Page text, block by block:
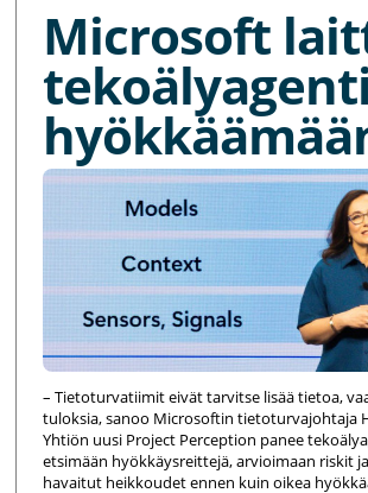
Microsoft
– Tietoturvatiimit eivät tarvitse lisää tietoa,
tuloksia, sanoo Microsoftin tietoturvajohtaja
Yhtiön uusi Project Perception panee
etsimään hyökkäysreittejä, arvioimaan riskit
havaitut heikkoudet ennen kuin oikea